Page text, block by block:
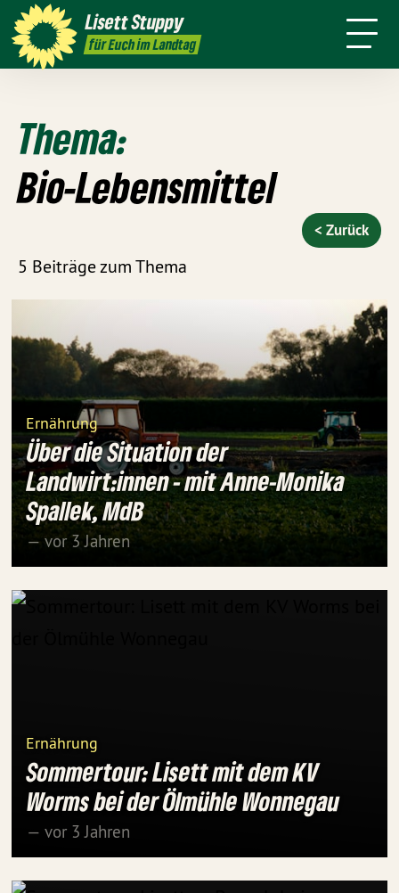
LisettStuppy
für Euch im Landtag
Termine
Über mich Positionen Wahlkreis
Thema:
Bio-Lebensmittel
5 Beiträge zum Thema
< Zurück
Ernährung
Über die Situation der
Landwirt:innen - mit Anne-Monika
Spallek, MdB
— vor 3 Jahren
Ernährung
Sommertour: Lisett mit dem KV
Worms bei der Ölmühle Wonnegau
— vor 3 Jahren